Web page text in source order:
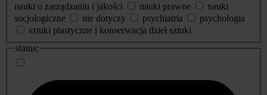
nauki o zarządzaniu i jakości
nauki prawne
nauki
socjologiczne
nie dotyczy psychiatria
psychologia
sztuki plastyczne i konserwacja dzieł sztuki
status: